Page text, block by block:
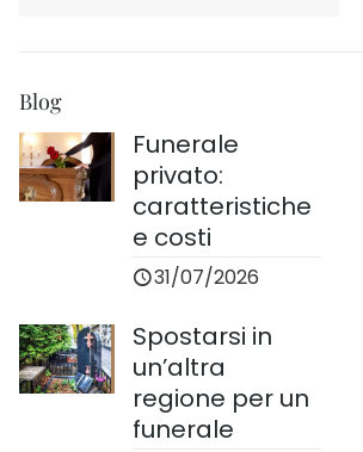
Blog
Funerale
privato:
caratteristiche
e costi
31/07/2026
Spostarsi in
un’altra
regione per un
funerale